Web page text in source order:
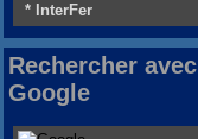
* InterFer
Rechercher avec
Google